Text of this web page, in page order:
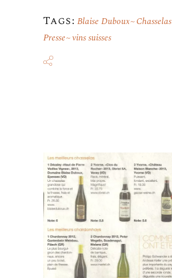
Tags: Blaise Duboux Chasselas
Presse vins suisses